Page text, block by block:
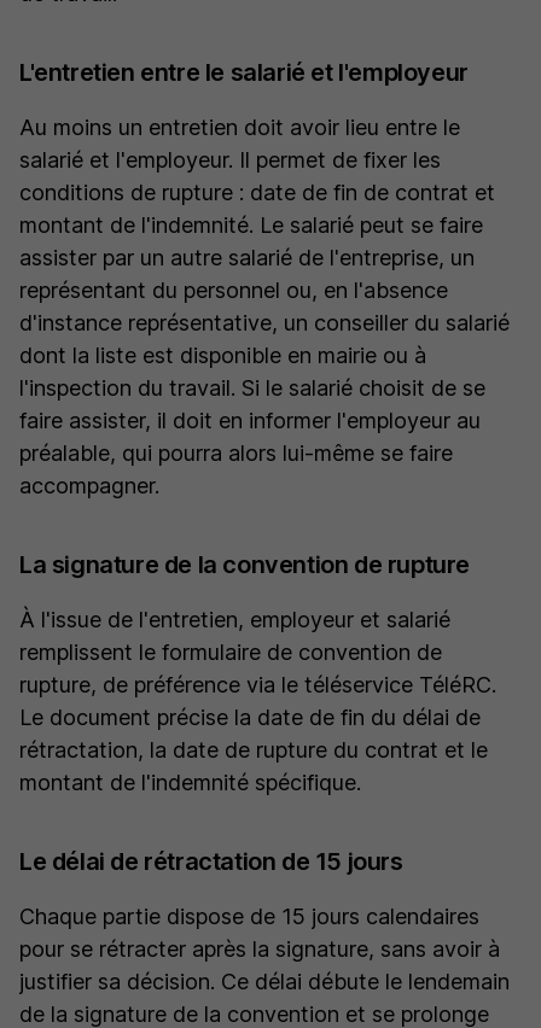
L'entretien entre le salarié et l'employeur
Au moins un entretien doit avoir lieu entre le
salarié et l'employeur. Il permet de fixer les
conditions de rupture : date de fin de contrat et
montant de l'indemnité. Le salarié peut se faire
assister par un autre salarié de l'entreprise, un
représentant du personnel ou, en l'absence
d'instance représentative, un conseiller du salarié
dont la liste est disponible en mairie ou à
l'inspection du travail. Si le salarié choisit de se
faire assister, il doit en informer l'employeur au
préalable, qui pourra alors lui-même se faire
accompagner.
La signature de la convention de rupture
À l'issue de l'entretien, employeur et salarié
remplissent le formulaire de convention de
rupture, de préférence via le téléservice TéléRC.
Le document précise la date de fin du délai de
rétractation, la date de rupture du contrat et le
montant de l'indemnité spécifique.
Le délai de rétractation de 15 jours
Chaque partie dispose de 15 jours calendaires
pour se rétracter après la signature, sans avoir à
justifier sa décision. Ce délai débute le lendemain
de la signature de la convention et se prolonge